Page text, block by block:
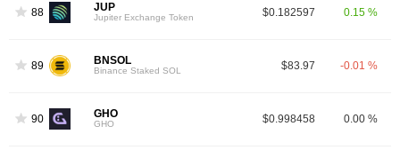
88 JUP
Jupiter Exchange Token $0.182597 0.15 %
89 BNSOL
Binance Staked SOL $83.97 -0.01 %
90 GHO
GHO $0.998458 0.00 %